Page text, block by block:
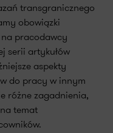
transgranicznego
obowiązki
pracodawcy
serii artykułów
aspekty
do pracy w innym
różne zagadnienia,
temat